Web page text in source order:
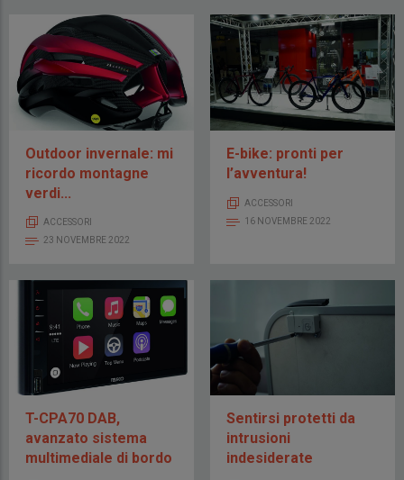
pane
Outdoor invernale: mi
ricordo montagne
verdi...
ACCESSORI
23 NOVEMBRE 2022
E-bike: pronti per
l’avventura!
ACCESSORI
16 NOVEMBRE 2022
T-CPA70 DAB,
avanzato sistema
multimediale di bordo
Sentirsi protetti da
intrusioni
indesiderate